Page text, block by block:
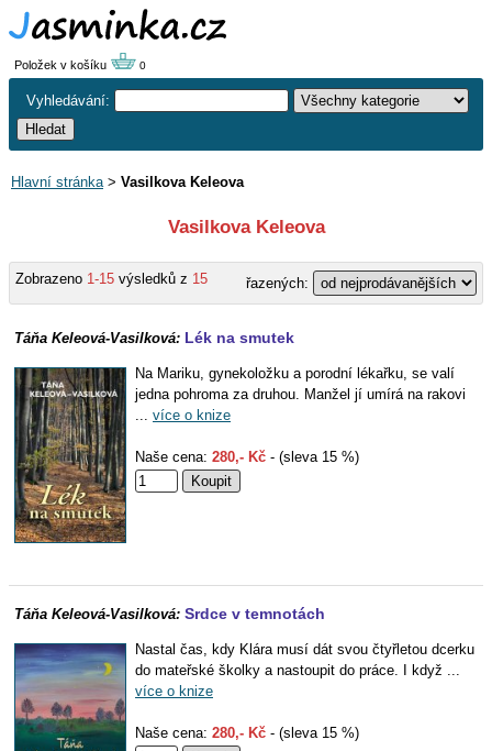
Položek v košíku 0
Vyhledávání:
Hlavní stránka> Vasilkova Keleova
Vasilkova Keleova
Zobrazeno 1-15 výsledků z 15 řazených:
Táňa Keleová-Vasilková: Lék na smutek
Na Mariku, gynekoložku a porodní lékařku, se valí
jedna pohroma za druhou. Manžel jí umírá na rakovi
... více o knize
Naše cena: 280,- Kč - (sleva 15 %)
Táňa Keleová-Vasilková: Srdce v temnotách
Nastal čas, kdy Klára musí dát svou čtyřletou dcerku
do mateřské školky a nastoupit do práce. I když ...
více o knize
Naše cena: 280,- Kč - (sleva 15 %)